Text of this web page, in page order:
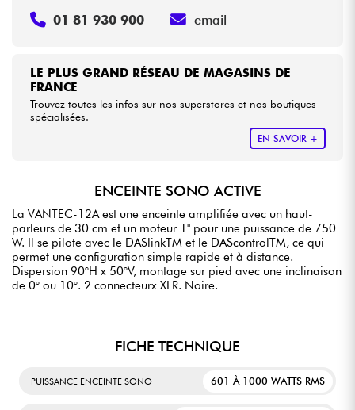
LE PLUS GRAND RÉSEAU DE MAGASINS DE
FRANCE
Trouvez toutes les infos sur nos superstores et nos boutiques
spécialisées.
EN SAVOIR +
01 81 930 900 email
ENCEINTE SONO ACTIVE
La VANTEC-12A est une enceinte amplifiée avec un haut-
parleurs de 30 cm et un moteur 1" pour une puissance de 750
W. Il se pilote avec le DASlinkTM et le DAScontrolTM, ce qui
permet une configuration simple rapide et à distance.
Dispersion 90°H x 50°V, montage sur pied avec une inclinaison
de 0° ou 10°. 2 connecteurx XLR. Noire.
FICHE TECHNIQUE
PUISSANCE ENCEINTE SONO 601 À 1000 WATTS RMS